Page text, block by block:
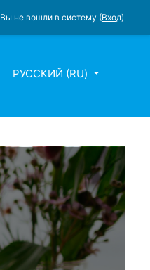
Вы не вошли в систему (Вход)
РУССКИЙ ‎(RU)‎